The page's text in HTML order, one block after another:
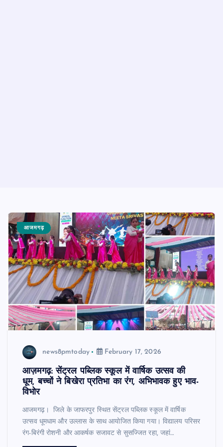
आजमगढ़
news8pmtoday February 17, 2026
आज़मगढ़: सेंट्रल पब्लिक स्कूल में वार्षिक उत्सव की
धूम, बच्चों ने बिखेरा प्रतिभा का रंग, अभिभावक हुए भाव-
विभोर
आजमगढ़। जिले के जाफरपुर स्थित सेंट्रल पब्लिक स्कूल में वार्षिक
उत्सव धूमधाम और उल्लास के साथ आयोजित किया गया। विद्यालय परिसर
रंग-बिरंगी रोशनी और आकर्षक सजावट से सुसज्जित रहा, जहां…